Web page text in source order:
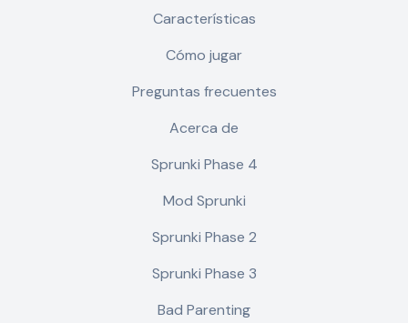
Características
Cómo jugar
Preguntas frecuentes
Acerca de
Sprunki Phase 4
Mod Sprunki
Sprunki Phase 2
Sprunki Phase 3
Bad Parenting